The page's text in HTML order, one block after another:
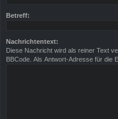
Betreff:
Nachrichtentext:
Diese Nachricht wird als reiner Text
BBCode. Als Antwort-Adresse für die